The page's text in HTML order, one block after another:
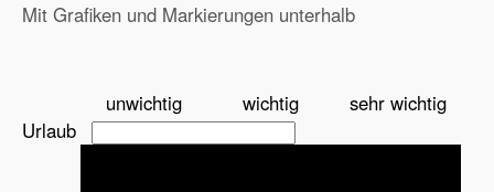
Mit Grafiken und Markierungen unterhalb
unwichtig wichtig
sehr wichtig
Urlaub